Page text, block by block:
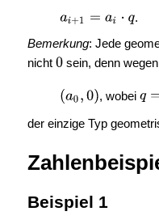
.
Bemerkung: Jede
nicht
sein, denn
, wobei
der einzige Typ
Beispiel 1